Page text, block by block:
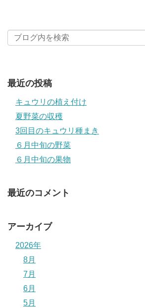
最近の投稿
キュウリの植え付け
夏野菜の収穫
3回目のキュウリ種まき
６月中旬の野菜
６月中旬の果物
最近のコメント
アーカイブ
2026年
8月
7月
6月
5月